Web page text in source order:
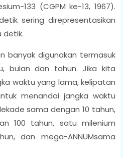
133 (CGPM ke-13, 1967).
sering direpresentasikan
banyak digunakan termasuk
bulan dan tahun. Jika kita
waktu yang lama, kelipatan
menandai jangka waktu
sama dengan 10 tahun,
100 tahun, satu milenium
dan mega-ANNUMsama